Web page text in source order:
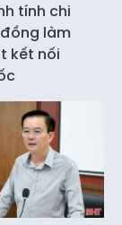
tính chi
làm
kết nối